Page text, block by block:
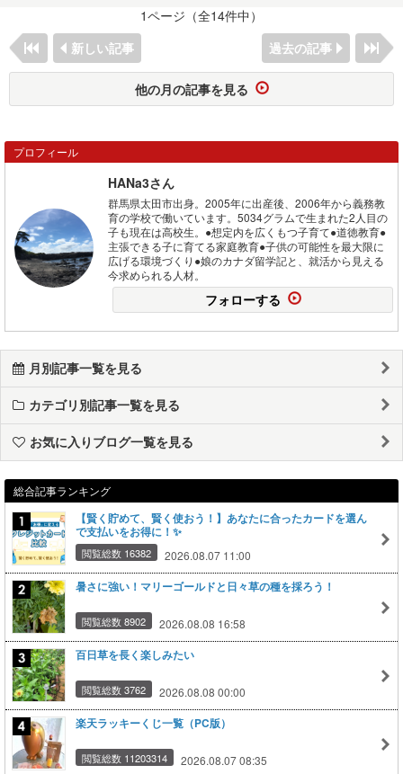
1ページ（全14件中）
新しい記事
過去の記事
他の月の記事を見る
プロフィール
HANa3さん
群馬県太田市出身。2005年に出産後、2006年から義務教
育の学校で働いています。5034グラムで生まれた2人目の
子も現在は高校生。●想定内を広くもつ子育て●道徳教育●
主張できる子に育てる家庭教育●子供の可能性を最大限に
広げる環境づくり●娘のカナダ留学記と、就活から見える
今求められる人材。
フォローする
月別記事一覧を見る
カテゴリ別記事一覧を見る
お気に入りブログ一覧を見る
総合記事ランキング
【賢く貯めて、賢く使おう！】あなたに合ったカードを選ん
で支払いをお得に！✨
閲覧総数 16382 2026.08.07 11:00
暑さに強い！マリーゴールドと日々草の種を採ろう！
閲覧総数 8902 2026.08.08 16:58
百日草を長く楽しみたい
閲覧総数 3762 2026.08.08 00:00
楽天ラッキーくじ一覧（PC版）
閲覧総数 11203314 2026.08.07 08:35